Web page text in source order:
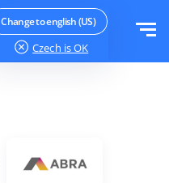
Change to english (US)
Czech is OK
Přihlásit se